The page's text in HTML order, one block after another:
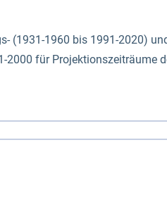
(1931-1960 bis 1991-2020)
für Projektionszeiträume
(Mai - Okt.) - hwi:
eine Klassifizierung der